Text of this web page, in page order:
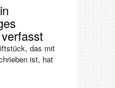
das mit
ist, hat